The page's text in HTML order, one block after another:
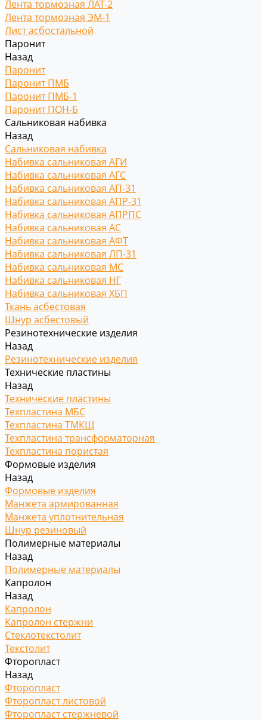
Лента тормозная ЛАТ-2
Лента тормозная ЭМ-1
Лист асбостальной
Паронит
Назад
Паронит
Паронит ПМБ
Паронит ПМБ-1
Паронит ПОН-Б
Сальниковая набивка
Назад
Сальниковая набивка
Набивка сальниковая АГИ
Набивка сальниковая АГС
Набивка сальниковая АП-31
Набивка сальниковая АПР-31
Набивка сальниковая АПРПС
Набивка сальниковая АС
Набивка сальниковая АФТ
Набивка сальниковая ЛП-31
Набивка сальниковая МС
Набивка сальниковая НГ
Набивка сальниковая ХБП
Ткань асбестовая
Шнур асбестовый
Резинотехнические изделия
Назад
Резинотехнические изделия
Технические пластины
Назад
Технические пластины
Техпластина МБС
Техпластина ТМКЩ
Техпластина трансформаторная
Техпластина пористая
Формовые изделия
Назад
Формовые изделия
Манжета армированная
Манжета уплотнительная
Шнур резиновый
Полимерные материалы
Назад
Полимерные материалы
Капролон
Назад
Капролон
Капролон стержни
Стеклотекстолит
Текстолит
Фторопласт
Назад
Фторопласт
Фторопласт листовой
Фторопласт стержневой